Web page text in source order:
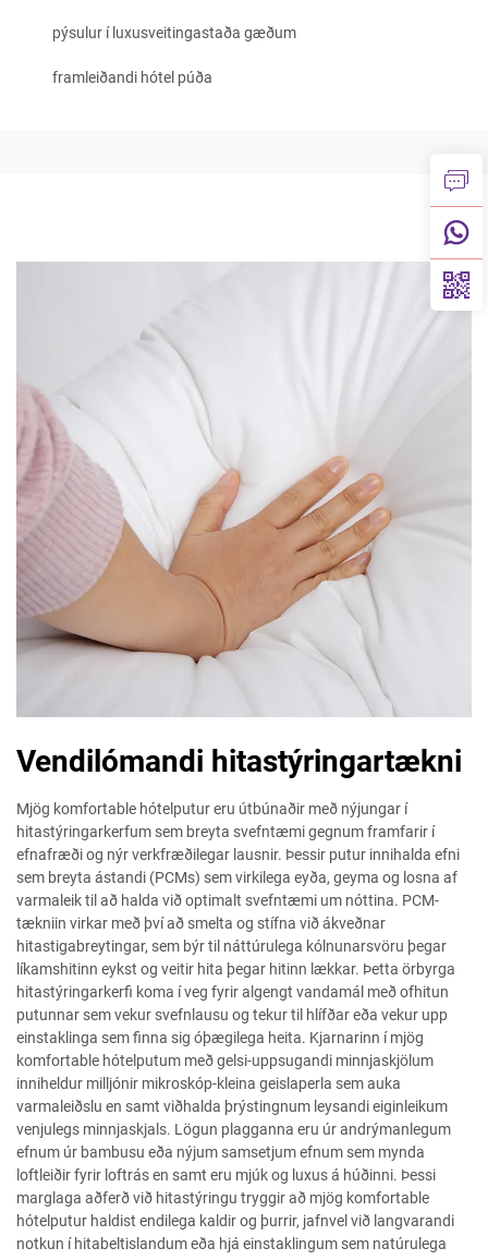
pýsulur í luxusveitingastaða gæðum
framleiðandi hótel púða
Vendilómandi hitastýringartækni
Mjög komfortable hótelputur eru útbúnaðir með nýjungar í
hitastýringarkerfum sem breyta svefntæmi gegnum framfarir í
efnafræði og nýr verkfræðilegar lausnir. Þessir putur innihalda efni
sem breyta ástandi (PCMs) sem virkilega eyða, geyma og losna af
varmaleik til að halda við optimalt svefntæmi um nóttina. PCM-
tækniin virkar með því að smelta og stífna við ákveðnar
hitastigabreytingar, sem býr til náttúrulega kólnunarsvöru þegar
líkamshitinn eykst og veitir hita þegar hitinn lækkar. Þetta örbyrga
hitastýringarkerfi koma í veg fyrir algengt vandamál með ofhitun
putunnar sem vekur svefnlausu og tekur til hlífðar eða vekur upp
einstaklinga sem finna sig óþægilega heita. Kjarnarinn í mjög
komfortable hótelputum með gelsi-uppsugandi minnjaskjölum
inniheldur milljónir mikroskóp-kleina geislaperla sem auka
varmaleiðslu en samt viðhalda þrýstingnum leysandi eiginleikum
venjulegs minnjaskjals. Lögun plagganna eru úr andrýmanlegum
efnum úr bambusu eða nýjum samsetjum efnum sem mynda
loftleiðir fyrir loftrás en samt eru mjúk og luxus á húðinni. Þessi
marglaga aðferð við hitastýringu tryggir að mjög komfortable
hótelputur haldist endilega kaldir og þurrir, jafnvel við langvarandi
notkun í hitabeltislandum eða hjá einstaklingum sem natúrulega